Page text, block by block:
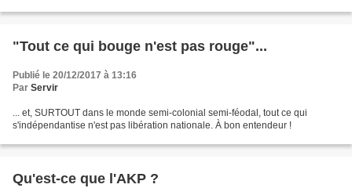
"Tout ce qui bouge n'est pas rouge"...
Publié le 20/12/2017 à 13:16
Par Servir
... et, SURTOUT dans le monde semi-colonial semi-féodal, tout ce qui
s'indépendantise n'est pas libération nationale. À bon entendeur !
Qu'est-ce que l'AKP ?